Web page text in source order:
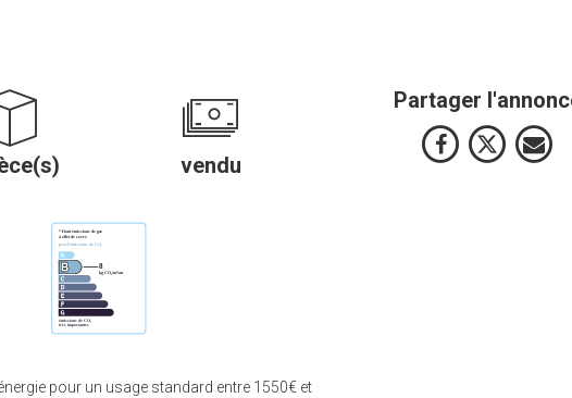
vendu
pour un usage standard entre 1550€ et
Partager